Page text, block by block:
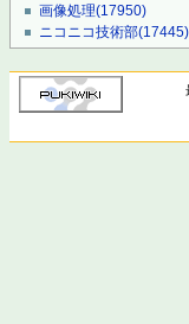
画像処理(17950)
ニコニコ技術部(17445)